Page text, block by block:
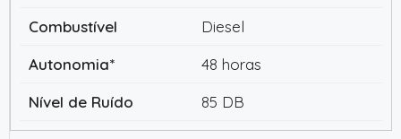
Diesel
48 horas
85 DB